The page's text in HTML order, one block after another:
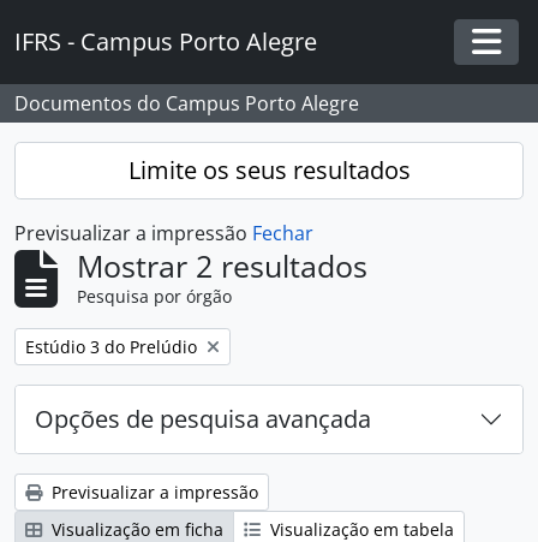
IFRS - Campus Porto Alegre
Documentos do Campus Porto Alegre
Limite os seus resultados
Previsualizar a impressão Fechar
Mostrar 2 resultados
Pesquisa por órgão
Remover filtro:
Estúdio 3 do Prelúdio
Opções de pesquisa avançada
Previsualizar a impressão
Visualização em ficha
Visualização em tabela